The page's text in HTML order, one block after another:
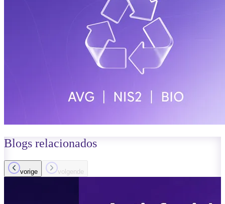
Blogs relacionados
vorige volgende